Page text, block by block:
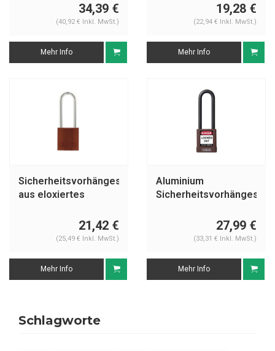
34,39 €
(40,92 € Inkl. MwSt.)
Mehr Info
19,28 €
(22,94 € Inkl. MwSt.)
Mehr Info
Sicherheitsvorhängeschloss
aus eloxiertes
72/30HB50 BRAUN
21,42 €
(25,49 € Inkl. MwSt.)
Mehr Info
Aluminium
74/40HB75 BRAUN
27,99 €
(33,31 € Inkl. MwSt.)
Mehr Info
Schlagworte